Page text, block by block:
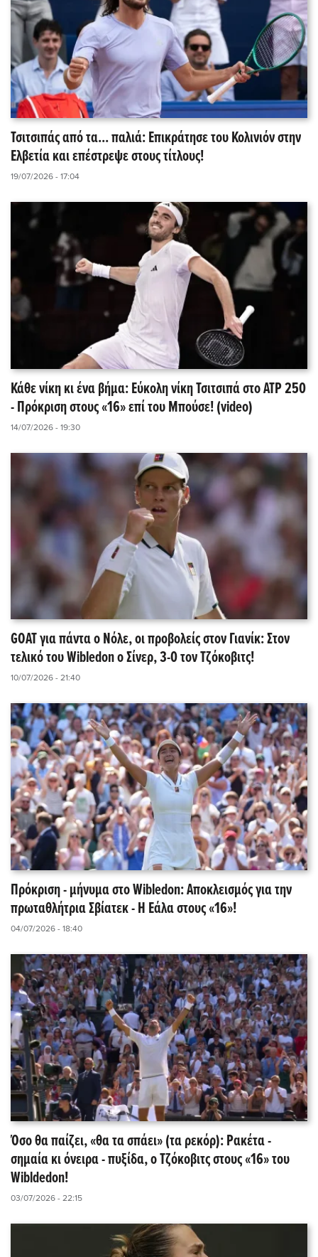
Τσιτσιπάς από τα... παλιά: Επικράτησε του Κολινιόν στην
Ελβετία και επέστρεψε στους τίτλους!
19/07/2026 - 17:04
Κάθε νίκη κι ένα βήμα: Εύκολη νίκη Τσιτσιπά στο ATP 250
- Πρόκριση στους «16» επί του Μπούσε! (video)
14/07/2026 - 19:30
GOAT για πάντα ο Νόλε, οι προβολείς στον Γιανίκ: Στον
τελικό του Wibledon o Σίνερ, 3-0 τον Τζόκοβιτς!
10/07/2026 - 21:40
Πρόκριση - μήνυμα στο Wibledon: Αποκλεισμός για την
πρωταθλήτρια Σβίατεκ - Η Εάλα στους «16»!
04/07/2026 - 18:40
Όσο θα παίζει, «θα τα σπάει» (τα ρεκόρ): Ρακέτα -
σημαία κι όνειρα - πυξίδα, ο Τζόκοβιτς στους «16» του
Wibldedon!
03/07/2026 - 22:15